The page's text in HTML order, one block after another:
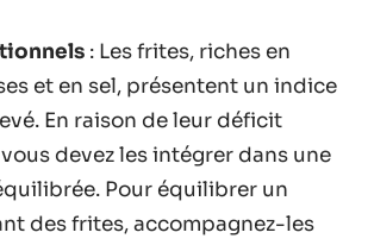
: Les frites, riches en
et en sel, présentent un indice
En raison de leur déficit
devez les intégrer dans une
Pour équilibrer un
des frites, accompagnez-les